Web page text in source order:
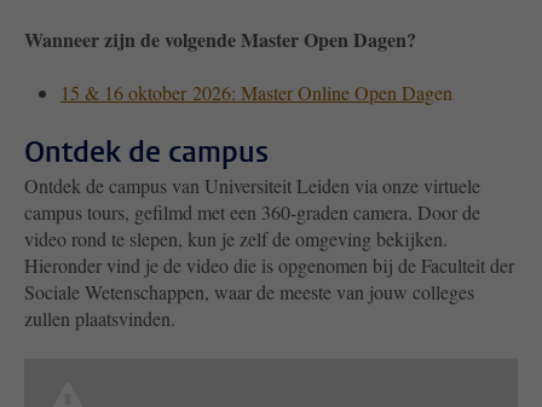
Wanneer zijn de volgende Master Open Dagen?
15 & 16 oktober 2026: Master Online Open Dagen
Ontdek de campus
Ontdek de campus van Universiteit Leiden via onze virtuele
campus tours, gefilmd met een 360-graden camera. Door de
video rond te slepen, kun je zelf de omgeving bekijken.
Hieronder vind je de video die is opgenomen bij de Faculteit der
Sociale Wetenschappen, waar de meeste van jouw colleges
zullen plaatsvinden.